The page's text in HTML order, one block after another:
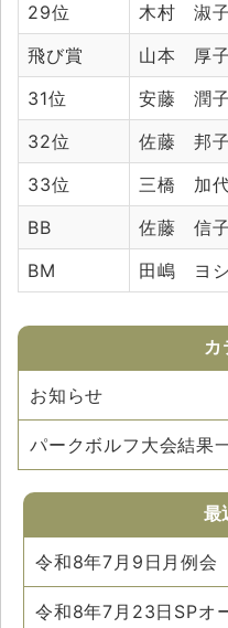
29位
木村 淑子
飛び賞
山本 厚子
31位
安藤 潤子
32位
佐藤 邦子
33位
三橋 加
BB
佐藤 信子
BM
田嶋 ヨ
カ
お知らせ
パークボルフ大会結果
最
令和8年7月9日月例会
令和8年7月23日SPオ